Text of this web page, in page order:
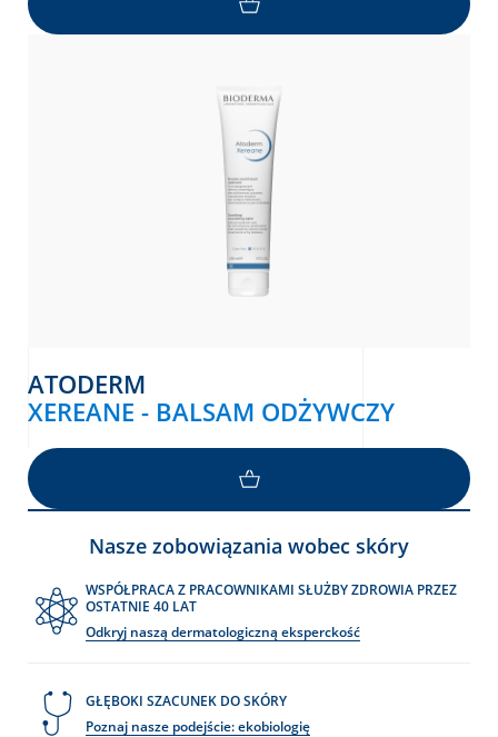
ATODERM
XEREANE - BALSAM ODŻYWCZY
Nasze zobowiązania wobec skóry
WSPÓŁPRACA Z PRACOWNIKAMI SŁUŻBY ZDROWIA PRZEZ
OSTATNIE 40 LAT
Odkryj naszą dermatologiczną eksperckość
GŁĘBOKI SZACUNEK DO SKÓRY
Poznaj nasze podejście: ekobiologię